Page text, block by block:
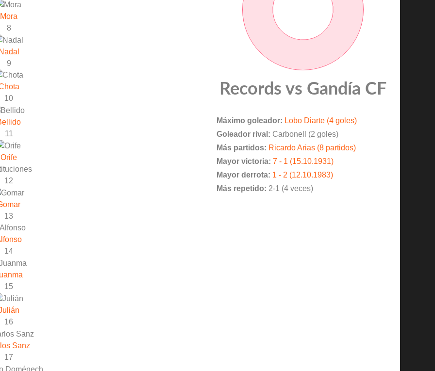
Mora
8
9
10
11
Orife
12
13
14
15
16
Sanz
17
Records vs Gandía CF
Máximo goleador: Lobo Diarte (4 goles)
Goleador rival: Carbonell (2 goles)
Más partidos: Ricardo Arias (8 partidos)
Mayor victoria: 7 - 1 (15.10.1931)
Mayor derrota: 1 - 2 (12.10.1983)
Más repetido: 2-1 (4 veces)